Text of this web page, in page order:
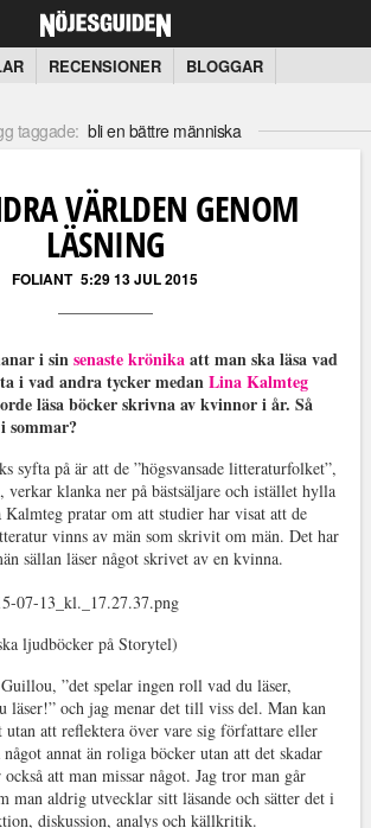
RECENSIONER BLOGGAR
taggade: bli en bättre människa
VÄRLDEN GENOM
LÄSNING
FOLIANT 5:29 13 JUL 2015
i sinsenaste krönikaatt man ska läsa vad
i vad andra tycker medanLina Kalmteg
läsa böcker skrivna av kvinnor i år. Så
sommar?
syfta på är att de ”högsvansade litteraturfolket”,
verkar klanka ner på bästsäljare och istället hylla
pratar om att studier har visat att de
vinns av män som skrivit om män. Det har
sällan läser något skrivet av en kvinna.
ljudböcker på Storytel)
”det spelar ingen roll vad du läser,
läser!” och jag menar det till viss del. Man kan
utan att reflektera över vare sig författare eller
annat än roliga böcker utan att det skadar
att man missar något. Jag tror man går
man aldrig utvecklar sitt läsande och sätter det i
diskussion, analys och källkritik.